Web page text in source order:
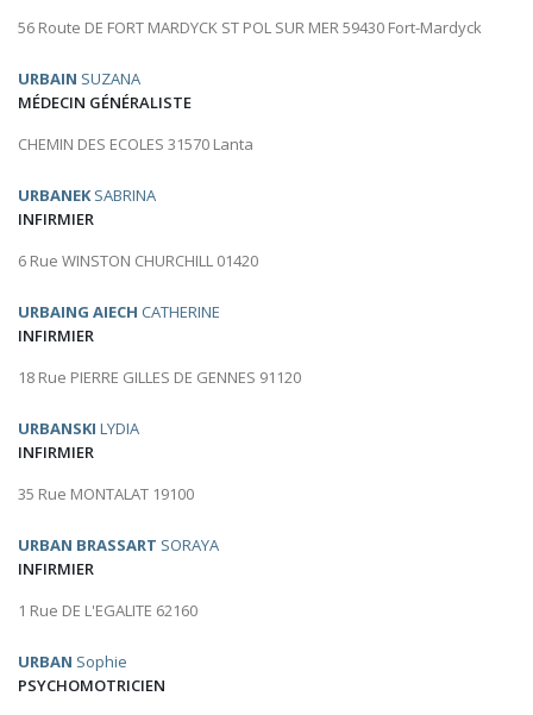
56 Route DE FORT MARDYCK ST POL SUR MER 59430 Fort-Mardyck
URBAIN SUZANA
MÉDECIN GÉNÉRALISTE
CHEMIN DES ECOLES 31570 Lanta
URBANEKSABRINA
INFIRMIER
6 Rue WINSTON CHURCHILL 01420
URBAING AIECH CATHERINE
INFIRMIER
18 Rue PIERRE GILLES DE GENNES 91120
URBANSKI LYDIA
INFIRMIER
35 Rue MONTALAT 19100
URBAN BRASSART SORAYA
INFIRMIER
1 Rue DE L'EGALITE 62160
URBAN Sophie
PSYCHOMOTRICIEN